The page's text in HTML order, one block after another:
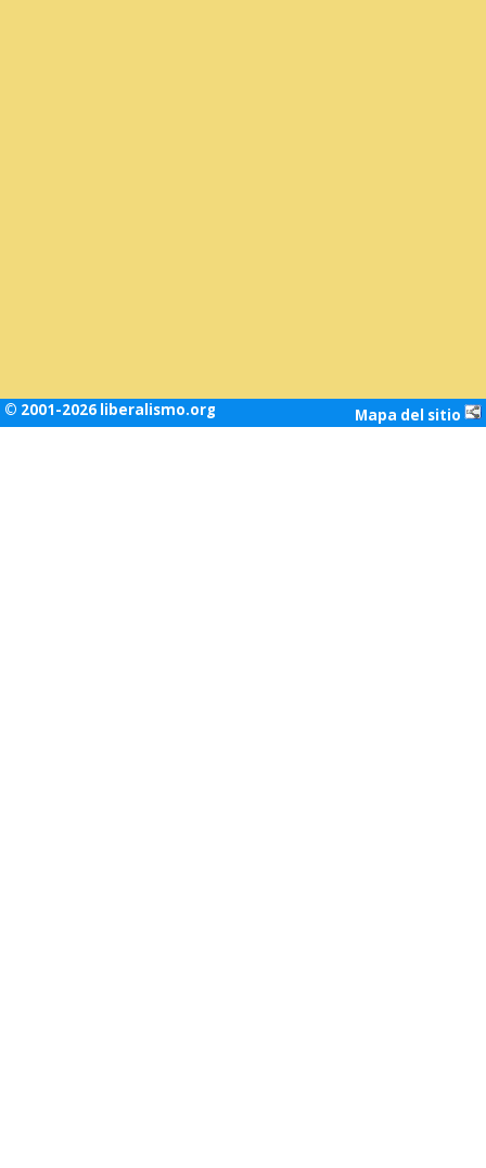
© 2001-2026 liberalismo.org Mapa del sitio